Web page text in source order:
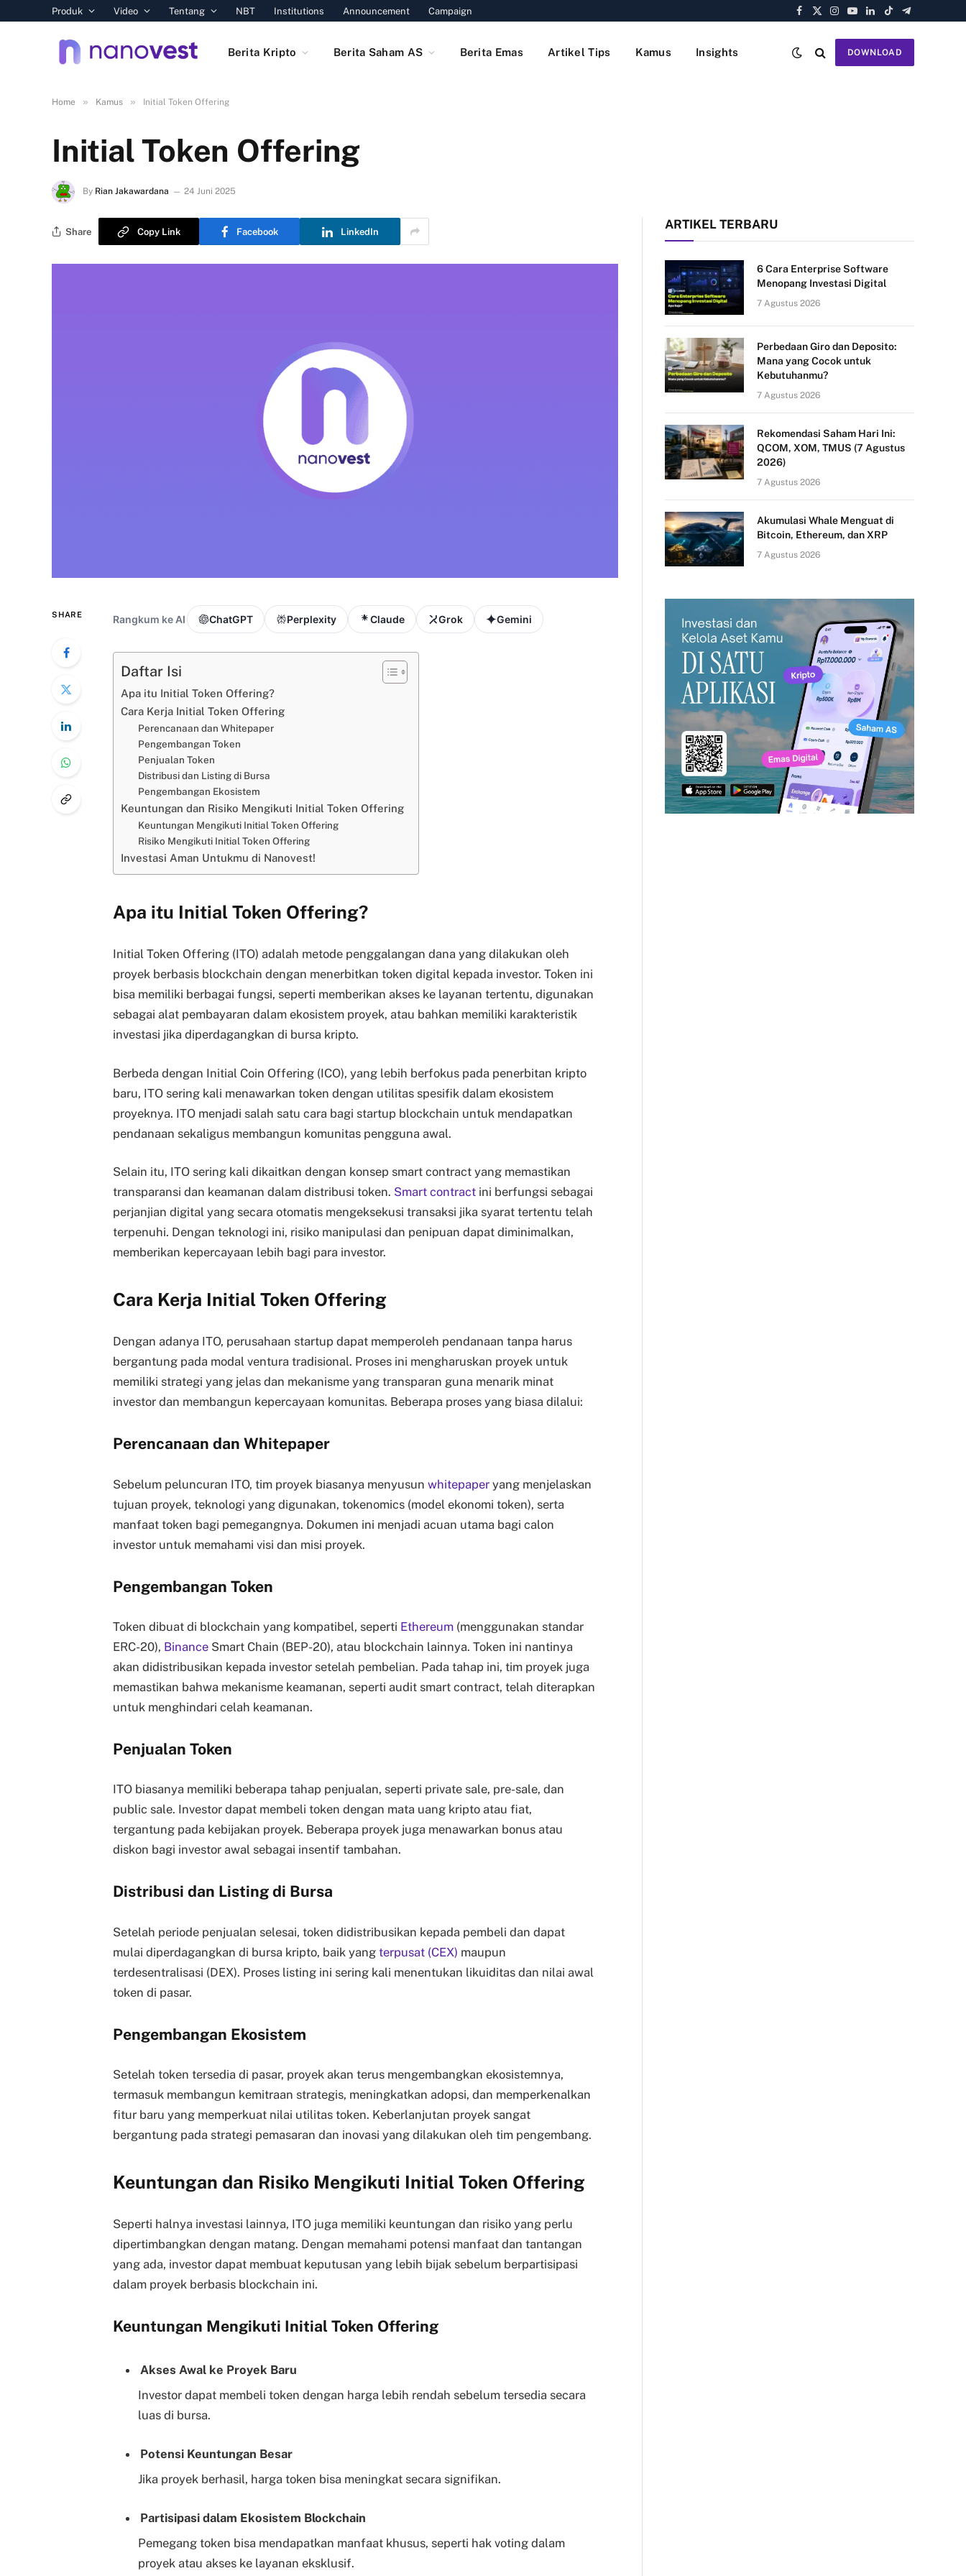
Produk Video Tentang NBT Institutions Announcement Campaign
Facebook
X
Instagram
YouTube
LinkedIn
TikTokTelegram
Berita Kripto Berita Saham AS Berita Emas Artikel Tips Kamus Insights DOWNLOAD
Home » Kamus » Initial Token Offering
Initial Token Offering
By Rian Jakawardana 24 Juni 2025
Share Copy Link Facebook LinkedIn
SHARE Rangkum ke AI ChatGPT Perplexity Claude Grok Gemini
Daftar Isi
Apa itu Initial Token Offering?
Cara Kerja Initial Token Offering
Perencanaan dan Whitepaper
Pengembangan Token
Penjualan Token
Distribusi dan Listing di Bursa
Pengembangan Ekosistem
Keuntungan dan Risiko Mengikuti Initial Token Offering
Keuntungan Mengikuti Initial Token Offering
Risiko Mengikuti Initial Token Offering
Investasi Aman Untukmu di Nanovest!
Apa itu Initial Token Offering?
Initial Token Offering (ITO) adalah metode penggalangan dana yang dilakukan oleh
proyek berbasis blockchain dengan menerbitkan token digital kepada investor. Token ini
bisa memiliki berbagai fungsi, seperti memberikan akses ke layanan tertentu, digunakan
sebagai alat pembayaran dalam ekosistem proyek, atau bahkan memiliki karakteristik
investasi jika diperdagangkan di bursa kripto.
Berbeda dengan Initial Coin Offering (ICO), yang lebih berfokus pada penerbitan kripto
baru, ITO sering kali menawarkan token dengan utilitas spesifik dalam ekosistem
proyeknya. ITO menjadi salah satu cara bagi startup blockchain untuk mendapatkan
pendanaan sekaligus membangun komunitas pengguna awal.
Selain itu, ITO sering kali dikaitkan dengan konsep smart contract yang memastikan
transparansi dan keamanan dalam distribusi token. Smart contract ini berfungsi sebagai
perjanjian digital yang secara otomatis mengeksekusi transaksi jika syarat tertentu telah
terpenuhi. Dengan teknologi ini, risiko manipulasi dan penipuan dapat diminimalkan,
memberikan kepercayaan lebih bagi para investor.
Cara Kerja Initial Token Offering
Dengan adanya ITO, perusahaan startup dapat memperoleh pendanaan tanpa harus
bergantung pada modal ventura tradisional. Proses ini mengharuskan proyek untuk
memiliki strategi yang jelas dan mekanisme yang transparan guna menarik minat
investor dan membangun kepercayaan komunitas. Beberapa proses yang biasa dilalui:
Perencanaan dan Whitepaper
Sebelum peluncuran ITO, tim proyek biasanya menyusun whitepaper yang menjelaskan
tujuan proyek, teknologi yang digunakan, tokenomics (model ekonomi token), serta
manfaat token bagi pemegangnya. Dokumen ini menjadi acuan utama bagi calon
investor untuk memahami visi dan misi proyek.
Pengembangan Token
Token dibuat di blockchain yang kompatibel, seperti Ethereum (menggunakan standar
ERC-20), Binance Smart Chain (BEP-20), atau blockchain lainnya. Token ini nantinya
akan didistribusikan kepada investor setelah pembelian. Pada tahap ini, tim proyek juga
memastikan bahwa mekanisme keamanan, seperti audit smart contract, telah diterapkan
untuk menghindari celah keamanan.
Penjualan Token
ITO biasanya memiliki beberapa tahap penjualan, seperti private sale, pre-sale, dan
public sale. Investor dapat membeli token dengan mata uang kripto atau fiat,
tergantung pada kebijakan proyek. Beberapa proyek juga menawarkan bonus atau
diskon bagi investor awal sebagai insentif tambahan.
Distribusi dan Listing di Bursa
Setelah periode penjualan selesai, token didistribusikan kepada pembeli dan dapat
mulai diperdagangkan di bursa kripto, baik yang terpusat (CEX) maupun
terdesentralisasi (DEX). Proses listing ini sering kali menentukan likuiditas dan nilai awal
token di pasar.
Pengembangan Ekosistem
Setelah token tersedia di pasar, proyek akan terus mengembangkan ekosistemnya,
termasuk membangun kemitraan strategis, meningkatkan adopsi, dan memperkenalkan
fitur baru yang memperkuat nilai utilitas token. Keberlanjutan proyek sangat
bergantung pada strategi pemasaran dan inovasi yang dilakukan oleh tim pengembang.
Keuntungan dan Risiko Mengikuti Initial Token Offering
Seperti halnya investasi lainnya, ITO juga memiliki keuntungan dan risiko yang perlu
dipertimbangkan dengan matang. Dengan memahami potensi manfaat dan tantangan
yang ada, investor dapat membuat keputusan yang lebih bijak sebelum berpartisipasi
dalam proyek berbasis blockchain ini.
Keuntungan Mengikuti Initial Token Offering
Akses Awal ke Proyek Baru
Investor dapat membeli token dengan harga lebih rendah sebelum tersedia secara
luas di bursa.
Potensi Keuntungan Besar
Jika proyek berhasil, harga token bisa meningkat secara signifikan.
Partisipasi dalam Ekosistem Blockchain
Pemegang token bisa mendapatkan manfaat khusus, seperti hak voting dalam
proyek atau akses ke layanan eksklusif.
ARTIKEL TERBARU
6 Cara Enterprise Software
Menopang Investasi Digital
7 Agustus 2026
Perbedaan Giro dan Deposito:
Mana yang Cocok untuk
Kebutuhanmu?
7 Agustus 2026
Rekomendasi Saham Hari Ini:
QCOM, XOM, TMUS (7 Agustus
2026)
7 Agustus 2026
Akumulasi Whale Menguat di
Bitcoin, Ethereum, dan XRP
7 Agustus 2026